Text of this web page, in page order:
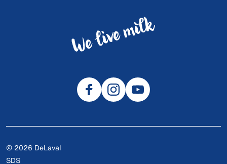
© 2026 DeLaval
SDS